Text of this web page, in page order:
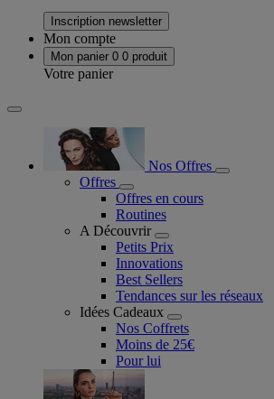
Inscription newsletter
Mon compte
Mon panier 0 0 produit
Votre panier
Nos Offres
Offres
Offres en cours
Routines
A Découvrir
Petits Prix
Innovations
Best Sellers
Tendances sur les réseaux
Idées Cadeaux
Nos Coffrets
Moins de 25€
Pour lui